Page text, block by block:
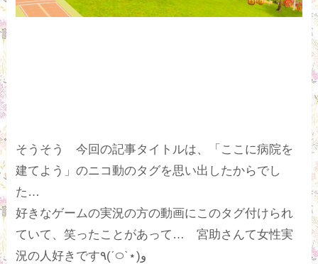
そうそう 今回の記事タイトルは、「ここに病院を
建てよう」のニコ動のタグを思い出したからでし
た…
好きなゲームの実況の方の動画にこのタグ付けられ
ていて、笑ったことがあって… 宮助さんて女性実
況の人好きです٩(ˊ࿀ˋ⋆)و